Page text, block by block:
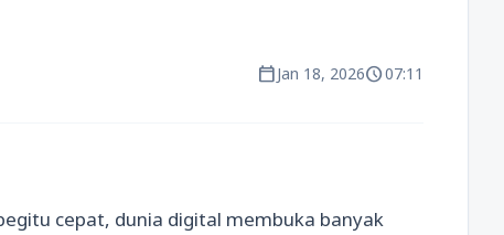
calendar_todayJan 18, 2026schedule07:11
cepat, dunia digital membuka banyak